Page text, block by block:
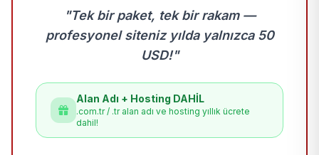
"Tek bir paket, tek bir rakam —
profesyonel siteniz yılda yalnızca 50
USD!"
Alan Adı + Hosting DAHİL
.com.tr / .tr alan adı ve hosting yıllık ücrete
dahil!